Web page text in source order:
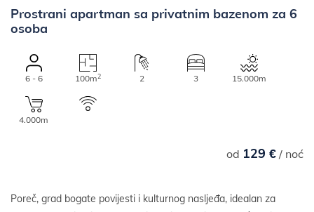
Prostrani apartman sa privatnim bazenom za 6
osoba
6 - 6 100m2 2 3 15.000m
4.000m
od 129 €/ noć
Poreč, grad bogate povijesti i kulturnog nasljeđa, idealan za